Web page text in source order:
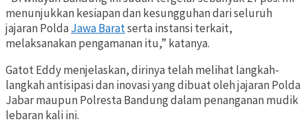
menunjukkan kesiapan dan kesungguhan dari seluruh
jajaran PoldaJawa Baratserta instansi terkait,
melaksanakan pengamanan itu,” katanya.
Gatot Eddy menjelaskan, dirinya telah melihat langkah-
langkah antisipasi dan inovasi yang dibuat oleh jajaran Polda
Jabar maupun Polresta Bandung dalam penanganan mudik
lebaran kali ini.